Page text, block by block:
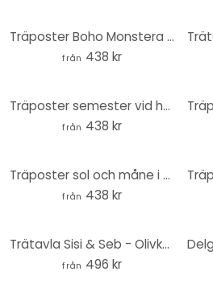
Träposter Boho Monstera växt i naturliga toner - Melloi Art Prints
från 438 kr
Träposter semester vid havet med utsikt över sanddynerna - Rivers
från 438 kr
Träposter sol och måne i orange - Kubistika
från 438 kr
Trätavla Sisi & Seb - Olivkvist - Rund
från 496 kr